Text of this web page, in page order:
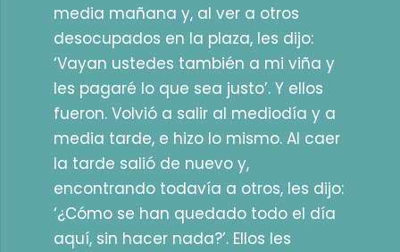
media mañana y, al ver a otros
desocupados en la plaza, les dijo:
‘Vayan ustedes también a mi viña y
les pagaré lo que sea justo’. Y ellos
fueron. Volvió a salir al mediodía y a
media tarde, e hizo lo mismo. Al caer
la tarde salió de nuevo y,
encontrando todavía a otros, les dijo:
‘¿Cómo se han quedado todo el día
aquí, sin hacer nada?’. Ellos les